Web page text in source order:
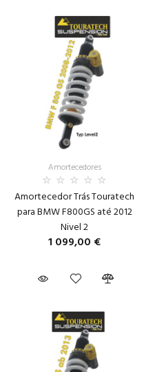
Amortecedores
Amortecedor Trás Touratech
para BMW F800GS até 2012
Nivel 2
1 099,00 €